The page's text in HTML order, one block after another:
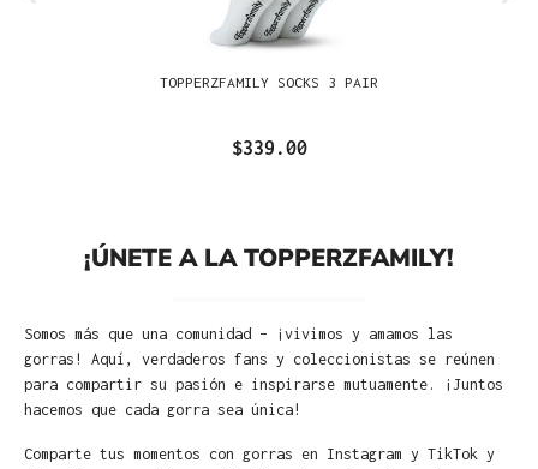
TOPPERZFAMILY SOCKS 3 PAIR
$339.00
¡ÚNETE A LA TOPPERZFAMILY!
Somos más que una comunidad – ¡vivimos y amamos las
gorras! Aquí, verdaderos fans y coleccionistas se reúnen
para compartir su pasión e inspirarse mutuamente. ¡Juntos
hacemos que cada gorra sea única!
Comparte tus momentos con gorras en Instagram y TikTok y